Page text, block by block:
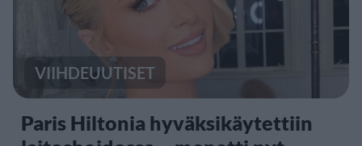
VIIHDEUUTISET
Paris Hiltonia hyväksikäytettiin